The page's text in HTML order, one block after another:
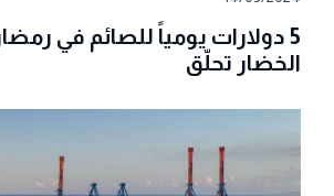
5 دولارات يومياً للصائم في
الخضار تحلّق